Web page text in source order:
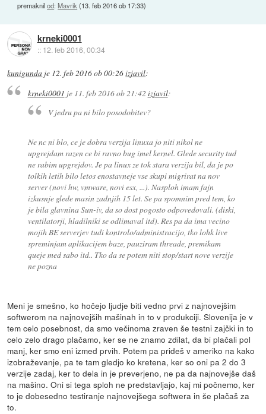
premaknilod:Mavrik(13. feb 2016 ob 17:33)
krneki0001
:: 12. feb 2016, 00:34
kunigunda je 12. feb 2016 ob 00:26izjavil:
krneki0001 je 11. feb 2016 ob 21:42 izjavil:
V jedru pa ni bilo posodobitev?
Ne nc ni blo, ce je dobra verzija linuxa jo niti nikol ne
upgrejdam razen ce bi ravno bug imel kernel. Glede security tud
ne rabim upgrejdov. Je pa linux ze tok stara verzija bil, da je po
tolkih letih bilo letos enostavneje vse skupi migrirat na nov
server (novi hw, vmware, novi esx, ...). Nasploh imam fajn
izkusnje glede masin zadnjih 15 let. Se pa spomnim pred tem, ko
je bila glavnina Sun-iv, da so dost pogosto odpovedovali. (diski,
ventilatorji, hladilniki se odlimaval itd). Res pa da ima vecino
mojih BE serverjev tudi kontrolo/administracijo, tko lohk live
spreminjam aplikacijem baze, pauziram threade, premikam
queje med sabo itd.. Tko da se potem niti stop/start nove verzije
ne pozna
Meni je smešno, ko hočejo ljudje biti vedno prvi z najnovejšim
softwerom na najnovejših mašinah in to v produkciji. Slovenija je v
tem celo posebnost, da smo večinoma zraven še testni zajčki in to
celo zelo drago plačamo, ker se ne znamo zdilat, da bi plačali pol
manj, ker smo eni izmed prvih. Potem pa prideš v ameriko na kako
izobraževanje, pa te tam gledjo ko kretena, ker so oni pa 2 do 3
verzije zadaj, ker to dela in je preverjeno, ne pa da najnovejše daš
na mašino. Oni si tega sploh ne predstavljajo, kaj mi počnemo, ker
to je dobesedno testiranje najnovejšega softwera in še plačaš za
to.